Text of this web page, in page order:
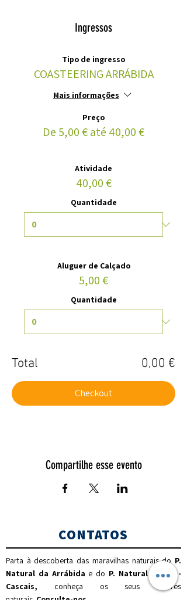
Ingressos
Tipo de ingresso
COASTEERING ARRÁBIDA
Mais informações
Preço
De 5,00 € até 40,00 €
Atividade
40,00 €
Quantidade
Aluguer de Calçado
5,00 €
Quantidade
Total 0,00 €
Checkout
Compartilhe esse evento
CONTATOS
Parta à descoberta das maravilhas naturais do P.
Natural da Arrábida e do P. Natural Sintra -
Cascais, conheça os seus valores
naturais. Consulte-nos